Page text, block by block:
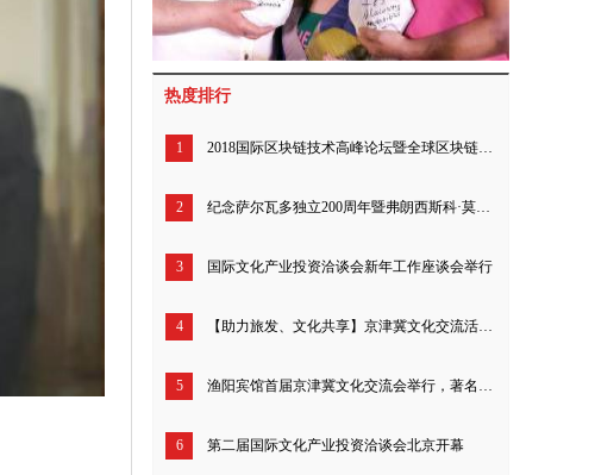
热度排行
1 2018国际区块链技术高峰论坛暨全球区块链爱好者联盟启动仪式成功举行
2 纪念萨尔瓦多独立200周年暨弗朗西斯科·莫拉桑半身像揭幕仪式举行
3 国际文化产业投资洽谈会新年工作座谈会举行
4 【助力旅发、文化共享】京津冀文化交流活动圆满举行
5 渔阳宾馆首届京津冀文化交流会举行，著名书画家李关生成焦点
6 第二届国际文化产业投资洽谈会北京开幕